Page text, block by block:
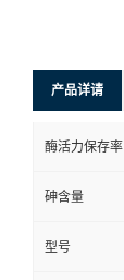
产品详请
酶活力保存率
砷含量
型号